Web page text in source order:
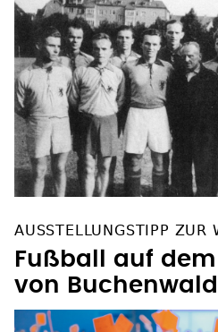
AUSSTELLUNGSTIPP ZUR
Fußball auf
von Buchenwald